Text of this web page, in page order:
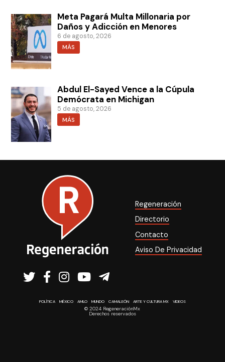
Meta Pagará Multa Millonaria por
Daños y Adicción en Menores
6 de agosto, 2026
MÁS
Abdul El-Sayed Vence a la Cúpula
Demócrata en Michigan
5 de agosto, 2026
MÁS
Regeneración
Directorio
Contacto
Aviso De Privacidad
POLÍTICA MÉXICO AMLO MUNDO CAMALEÓN ARTE Y CULTURA MX VIDEOS
© 2024 RegeneraciónMx
Derechos reservados